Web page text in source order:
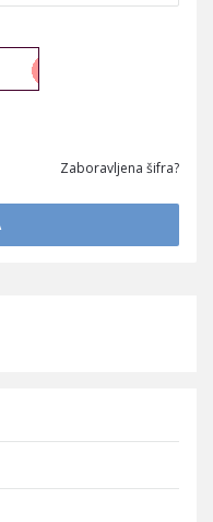
Zaboravljena šifra?